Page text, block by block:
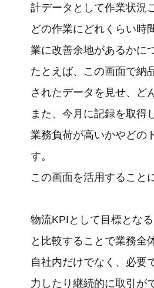
計データとして作業状況
どの作業にどれくらい時
業に改善余地があるかに
たとえば、この画面で納
されたデータを見せ、ど
また、今月に記録を取得
業務負荷が高いかやどの
す。
この画面を活用すること
物流KPIとして目標とな
と比較することで業務全
自社内だけでなく、必要
力したり継続的に取引が